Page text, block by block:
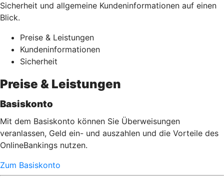
Sicherheit und allgemeine Kundeninformationen auf einen
Blick.
Preise & Leistungen
Kundeninformationen
Sicherheit
Preise & Leistungen
Basiskonto
Mit dem Basiskonto können Sie Überweisungen
veranlassen, Geld ein- und auszahlen und die Vorteile des
OnlineBankings nutzen.
Zum Basiskonto